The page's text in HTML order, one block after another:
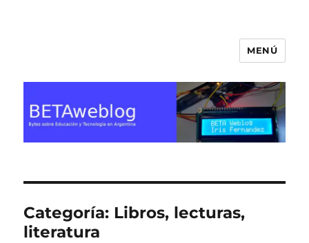
MENÚ
Categoría: Libros, lecturas,
literatura